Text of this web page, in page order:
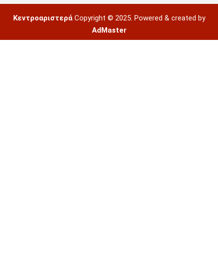
ΚεντροαριστεράCopyright © 2025. Powered & created by
AdMaster